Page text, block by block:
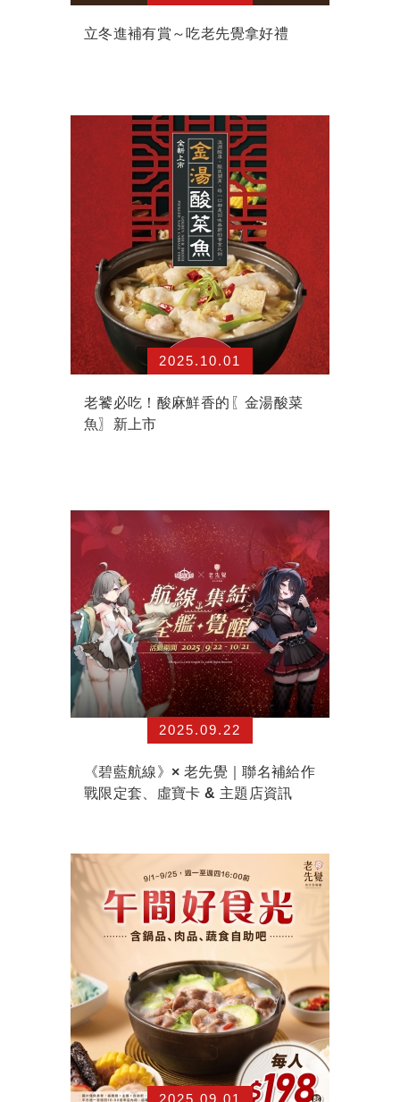
立冬進補有賞～吃老先覺拿好禮
2025.10.01
老饕必吃！酸麻鮮香的〖金湯酸菜
魚〗新上市
2025.09.22
《碧藍航線》× 老先覺｜聯名補給作
戰限定套、虛寶卡 & 主題店資訊
2025.09.01